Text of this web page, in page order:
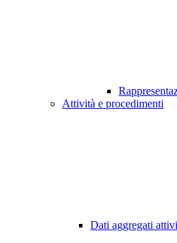
Attività e procedimenti
Dati aggregati